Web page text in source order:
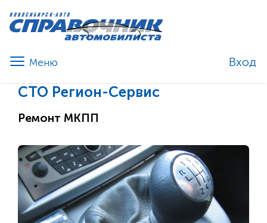
Вход
СТО Регион-Сервис
Ремонт МКПП